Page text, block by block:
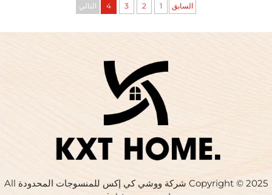
السابق 1
2
3
4 التالي
Copyright © 2025 شركة ووشي كي إكس للمنسوجات المحدودة All